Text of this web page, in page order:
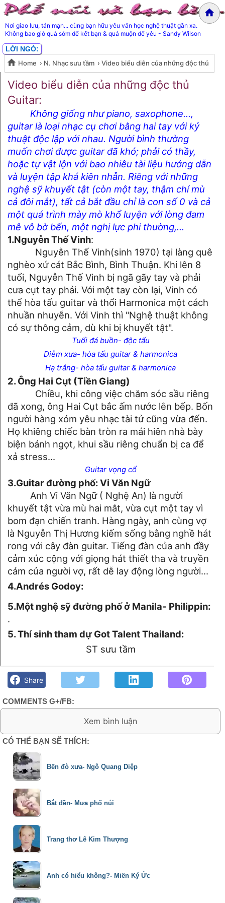
Nơi giao lưu, tản mạn... cùng bạn hữu yêu văn học nghệ thuật gần xa.
Không bao giờ quá sớm để kết bạn & quá muộn để yêu - Sandy Wilson
LỜI NGỎ:
Home › N. Nhạc sưu tầm › Video biểu diễn của những độc thủ
Guitar- ST
Video biểu diễn của những độc
thủ Guitar- ST
Video biểu diễn của những độc thủ
Guitar:
Không giống như piano, saxophone...,
guitar là loại nhạc cụ chơi bằng hai tay với kỷ
thuật độc lập với nhau. Người bình thường
muốn chơi được guitar đã khó; phải có thầy,
hoặc tự vật lộn với bao nhiêu tài liệu hướng dẫn
và luỵện tập khá kiên nhẫn. Riêng với những
nghệ sỹ khuyết tật (còn một tay, thậm chí mù
cả đôi mắt), tất cả bắt đầu chỉ là con số 0 và cả
một quá trình mày mò khổ luyện với lòng đam
mê vô bờ bến, một nghị lực phi thường,...
1.Nguyễn Thế Vinh:
Nguyễn Thế Vinh(sinh 1970) tại làng quê
nghèo xứ cát Bắc Bình, Bình Thuận. Khi lên 8
tuổi, Nguyễn Thế Vinh bị ngã gãy tay và phải
cưa cụt tay phải. Với một tay còn lại, Vinh có
thể hòa tấu guitar và thổi Harmonica một cách
nhuần nhuyễn. Với Vinh thì "Nghệ thuật không
có sự thông cảm, dù khi bị khuyết tật".
▶
Tuổi đá buồn- độc tấu
▶
Diễm xưa- hòa tấu guitar & harmonica
▶
Hạ trắng- hòa tấu guitar & harmonica
2. Ông Hai Cụt (Tiền Giang)
Chiều, khi công việc chăm sóc sầu riêng
đã xong, ông Hai Cụt bắc ấm nước lên bếp. Bốn
người hàng xóm yêu nhạc tài tử cũng vừa đến.
Họ khiêng chiếc bàn tròn ra mái hiên nhà bày
biện bánh ngọt, khui sầu riêng chuẩn bị ca để
xả stress...
Guitar vọng cổ
3.Guitar đường phố: Vi Văn Ngữ
Anh Vi Văn Ngữ ( Nghệ An) là người
khuyết tật vừa mù hai mắt, vừa cụt một tay vì
bom đạn chiến tranh. Hàng ngày, anh cùng vợ
là Nguyễn Thị Hương kiếm sống bằng nghề hát
rong với cây đàn guitar. Tiếng đàn của anh đầy
cảm xúc cộng với giọng hát thiết tha và truyền
cảm của người vợ, rất dễ lay động lòng người...
▶
4.Andrés Godoy:
5.Một nghệ sỹ đường phố ở Manila- Philippin:
.
5. Thí sinh tham dự Got Talent Thailand:
▶
ST sưu tầm
Phố núi và bạn bè. Chút gì để nhớ!
Share
COMMENTS G+/FB:
3 Comments:
Le Chu
Xóa
PMH
CÓ THỂ BẠN SẼ THÍCH:
Bến đò xưa- Ngô Quang Diệp
Bắt đền- Mưa phố núi
Trang thơ Lê Kim Thượng
Anh có hiểu không?- Miền Ký Ức